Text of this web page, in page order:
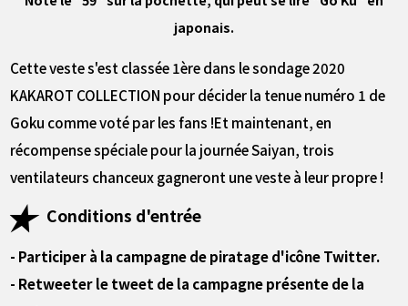
japonais.
Cette veste s'est classée 1ère dans le sondage 2020
KAKAROT COLLECTION pour décider la tenue numéro 1 de
Goku comme voté par les fans !Et maintenant, en
récompense spéciale pour la journée Saiyan, trois
ventilateurs chanceux gagneront une veste à leur propre !
Conditions d'entrée
- Participer à la campagne de piratage d'icône Twitter.
- Retweeter le tweet de la campagne présente de la